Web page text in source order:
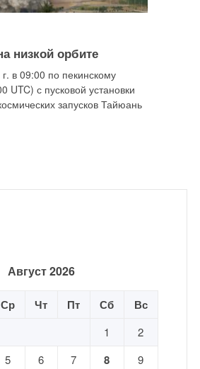
низкой орбите
в 09:00 по пекинскому
UTC) с пусковой установки
запусков Тайюань
Август 2026
Ср Чт Пт Сб Вс
1
2
5 6 7 8
9